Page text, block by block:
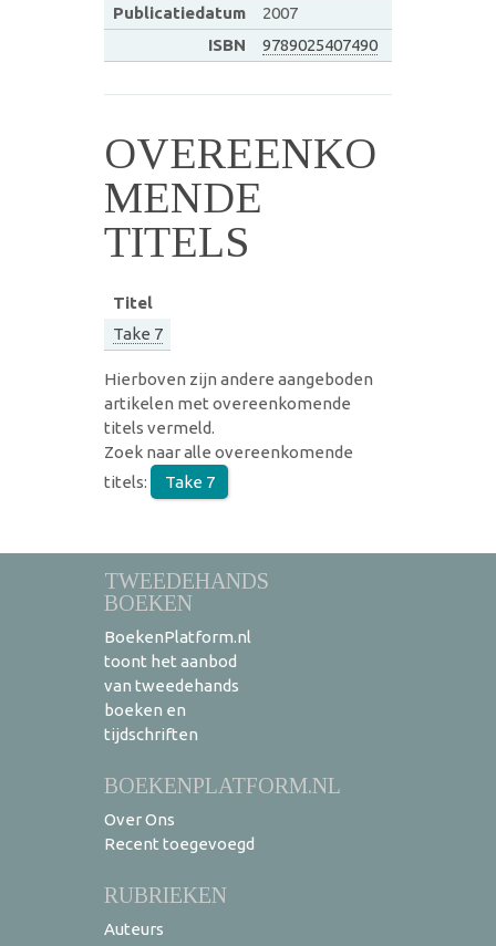
Publicatiedatum
2007
ISBN
9789025407490
OVEREENKO
MENDE
TITELS
Titel
Take 7
Hierboven zijn andere aangeboden
artikelen met overeenkomende
titels vermeld.
Zoek naar alle overeenkomende
titels:
Take 7
TWEEDEHANDS
BOEKEN
BoekenPlatform.nl
toont het aanbod
van tweedehands
boeken en
tijdschriften
BOEKENPLATFORM.NL
Over Ons
Recent toegevoegd
RUBRIEKEN
Auteurs